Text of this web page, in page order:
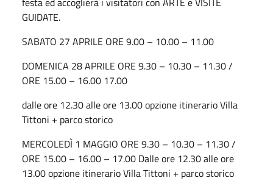
GUIDATE.
SABATO 27 APRILE ORE 9.00 – 10.00 – 11.00
DOMENICA 28 APRILE ORE 9.30 – 10.30 – 11.30 /
ORE 15.00 – 16.00 17.00
dalle ore 12.30 alle ore 13.00 opzione itinerario Villa
Tittoni + parco storico
MERCOLEDÌ 1 MAGGIO ORE 9.30 – 10.30 – 11.30 /
ORE 15.00 – 16.00 – 17.00 Dalle ore 12.30 alle ore
13.00 opzione itinerario Villa Tittoni + parco storico